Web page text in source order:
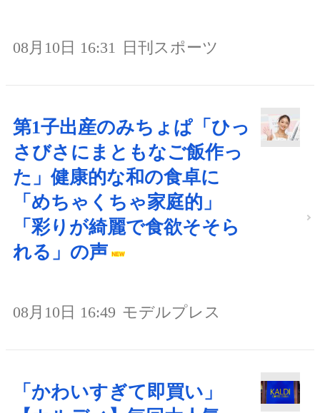
08月10日 16:31 日刊スポーツ
第1子出産のみちょぱ「ひっ
さびさにまともなご飯作っ
た」健康的な和の食卓に
「めちゃくちゃ家庭的」
「彩りが綺麗で食欲そそら
れる」の声
08月10日 16:49 モデルプレス
「かわいすぎて即買い」